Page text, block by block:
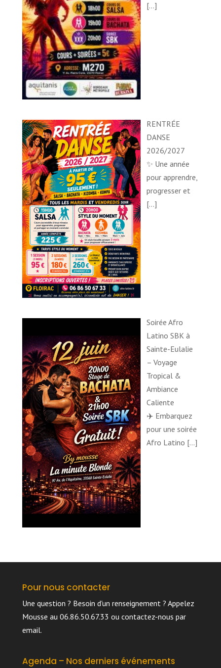
[…]
RENTRÉE
DANSE
2026/2027
✨ Une année
pour apprendre,
progresser et
[…]
Soirée Afro
Latino SBK à
Sainte-Eulalie
– Voyage
Tropical &
Ambiance
Caliente
✈️ Embarquez
pour une soirée
Afro Latino […]
Pour nous contacter
Une question ? Besoin d'un renseignement ? Appelez
Mousse au 06.86.50.67.33 ou contactez-nous par
email.
Agenda – Nos derniers événements